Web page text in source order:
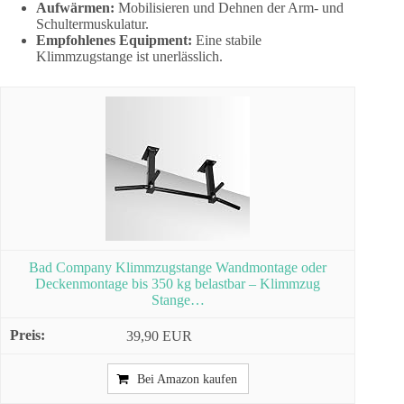
Aufwärmen: Mobilisieren und Dehnen der Arm- und
Schultermuskulatur.
Empfohlenes Equipment: Eine stabile
Klimmzugstange ist unerlässlich.
Bad Company Klimmzugstange Wandmontage oder
Deckenmontage bis 350 kg belastbar – Klimmzug
Stange…
39,90 EUR
Bei Amazon kaufen